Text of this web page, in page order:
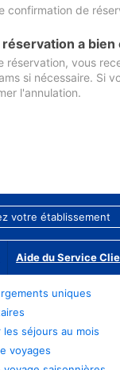
confirmation de
a bien
réservation, vous
si nécessaire. Si
l'annulation.
votre établissement
Aide du Service
uniques
les séjours au mois
voyages